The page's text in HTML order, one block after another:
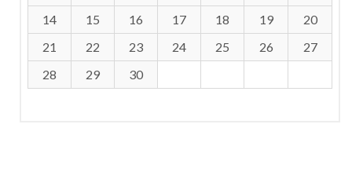
14
15 16 17 18 19
20
21
22 23 24 25 26
27
28
29 30